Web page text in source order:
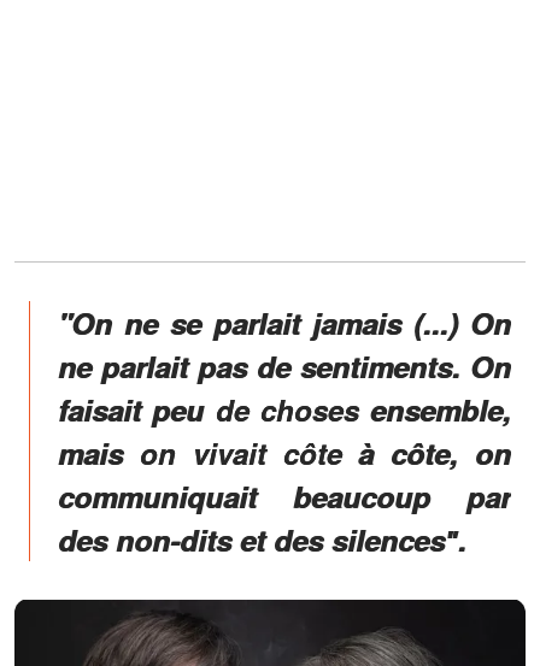
"On ne se parlait jamais (...) On
ne parlait pas de sentiments. On
faisait peu de choses ensemble,
mais on vivait côte à côte, on
communiquait beaucoup par
des non-dits et des silencesʺ.